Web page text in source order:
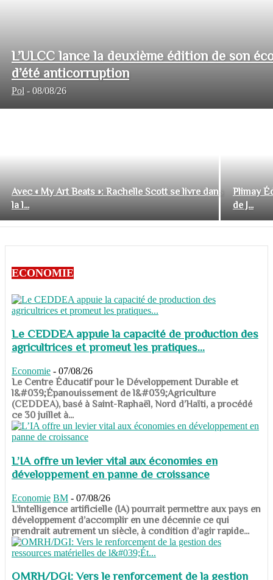
L’ULCC lance la deuxième édition de son
d’été anticorruption
Pol - 08/08/26
Avec « My Art Beats »: Rachelle Scott se livre dans
la l...
Plimay
de J...
ECONOMIE
Le CEDDEA appuie la capacité de production des
agricultrices et promeut les pratiques...
Economie - 07/08/26
​​​​​​​Le Centre Éducatif pour le Développement Durable et
l&#039;Épanouissement de l&#039;Agriculture
(CEDDEA), basé à Saint-Raphaël, Nord d’Haïti, a procédé
ce 30 juillet à...
L’IA offre un levier vital aux économies en
développement en panne de croissance
Economie BM - 07/08/26
​​​​​​​L’intelligence artificielle (IA) pourrait permettre aux pays en
développement d’accomplir en une décennie ce qui
prendrait autrement un siècle, à condition d’agir rapide...
OMRH/DGI: Vers le renforcement de la gestion